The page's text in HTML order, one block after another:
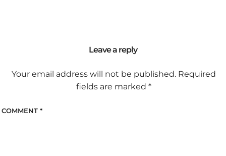
Leave a reply
Your email address will not be published. Required
fields are marked *
COMMENT *